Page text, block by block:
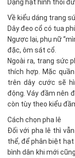
Dạng hạt hình thoi
Về kiểu dáng trang
Dây đeo cổ có tua
Ngược lại, phụ nữ
đặc, ôm sát cổ.
Ngoài ra, trang sức
thích hợp. Mặc
trên dây cước sẽ
động. Váy đầm nên
còn tùy theo kiểu
Cách chọn pha lê
Đối với pha lê thì
thể, để phân biệt hạt
bình dân khi mới